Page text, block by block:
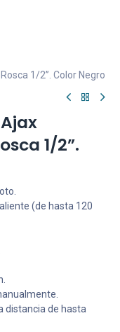
1/2”. Color Negro
1/2”.
(de hasta 120
distancia de hasta